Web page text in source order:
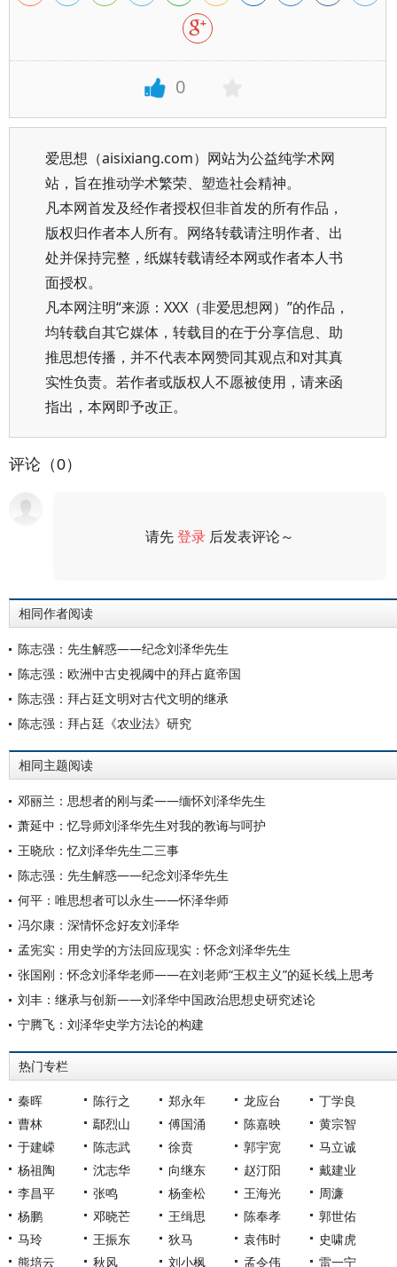
0
爱思想（aisixiang.com）网站为公益纯学术网
站，旨在推动学术繁荣、塑造社会精神。
凡本网首发及经作者授权但非首发的所有作品，
版权归作者本人所有。网络转载请注明作者、出
处并保持完整，纸媒转载请经本网或作者本人书
面授权。
凡本网注明“来源：XXX（非爱思想网）”的作品，
均转载自其它媒体，转载目的在于分享信息、助
推思想传播，并不代表本网赞同其观点和对其真
实性负责。若作者或版权人不愿被使用，请来函
指出，本网即予改正。
评论（0）
请先登录 后发表评论～
相同作者阅读
陈志强：先生解惑——纪念刘泽华先生
陈志强：欧洲中古史视阈中的拜占庭帝国
陈志强：拜占廷文明对古代文明的继承
陈志强：拜占廷《农业法》研究
相同主题阅读
邓丽兰：思想者的刚与柔——缅怀刘泽华先生
萧延中：忆导师刘泽华先生对我的教诲与呵护
王晓欣：忆刘泽华先生二三事
陈志强：先生解惑——纪念刘泽华先生
何平：唯思想者可以永生——怀泽华师
冯尔康：深情怀念好友刘泽华
孟宪实：用史学的方法回应现实：怀念刘泽华先生
张国刚：怀念刘泽华老师——在刘老师“王权主义”的延长线上思考
刘丰：继承与创新——刘泽华中国政治思想史研究述论
宁腾飞：刘泽华史学方法论的构建
热门专栏
秦晖 陈行之 郑永年 龙应台
丁学良
曹林
鄢烈山 傅国涌 陈嘉映
黄宗智
于建嵘
陈志武 徐贲 郭宇宽
马立诚
杨祖陶
沈志华 向继东 赵汀阳
戴建业
李昌平
张鸣 杨奎松 王海光
周濂
杨鹏
邓晓芒 王缉思 陈奉孝
郭世佑
马玲
王振东 狄马 袁伟时
史啸虎
熊培云
秋风 刘小枫 孟令伟 雷一宁